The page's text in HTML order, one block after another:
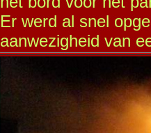
Er werd al snel
aanwezigheid van